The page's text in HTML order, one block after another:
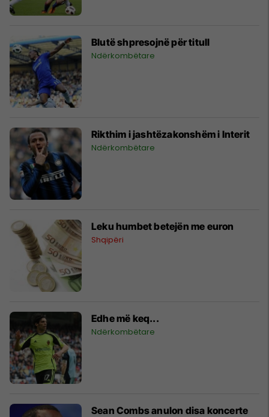
Blutë shpresojnë për titull
Ndërkombëtare
Rikthim i jashtëzakonshëm i Interit
Ndërkombëtare
Leku humbet betejën me euron
Shqipëri
Edhe më keq...
Ndërkombëtare
Sean Combs anulon disa koncerte